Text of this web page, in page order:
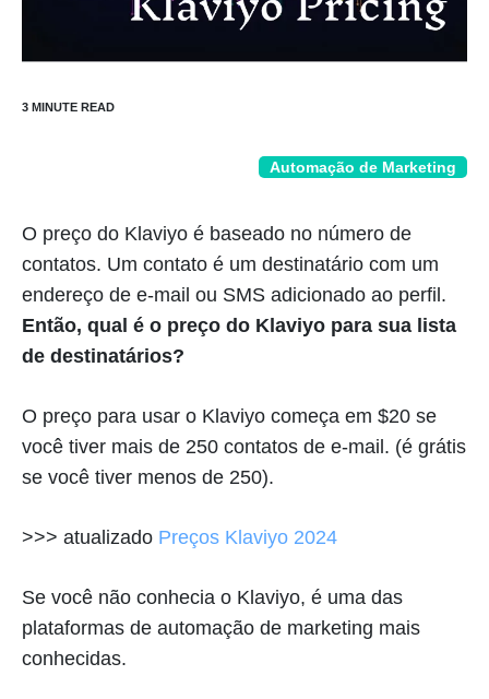
Automação de Marketing
O preço do Klaviyo é baseado no número de
contatos. Um contato é um destinatário com um
endereço de e-mail ou SMS adicionado ao perfil.
Então, qual é o preço do Klaviyo para sua lista
de destinatários?
O preço para usar o Klaviyo começa em $20 se
você tiver mais de 250 contatos de e-mail. (é grátis
se você tiver menos de 250).
>>> atualizado Preços Klaviyo 2024
Se você não conhecia o Klaviyo, é uma das
plataformas de automação de marketing mais
conhecidas.